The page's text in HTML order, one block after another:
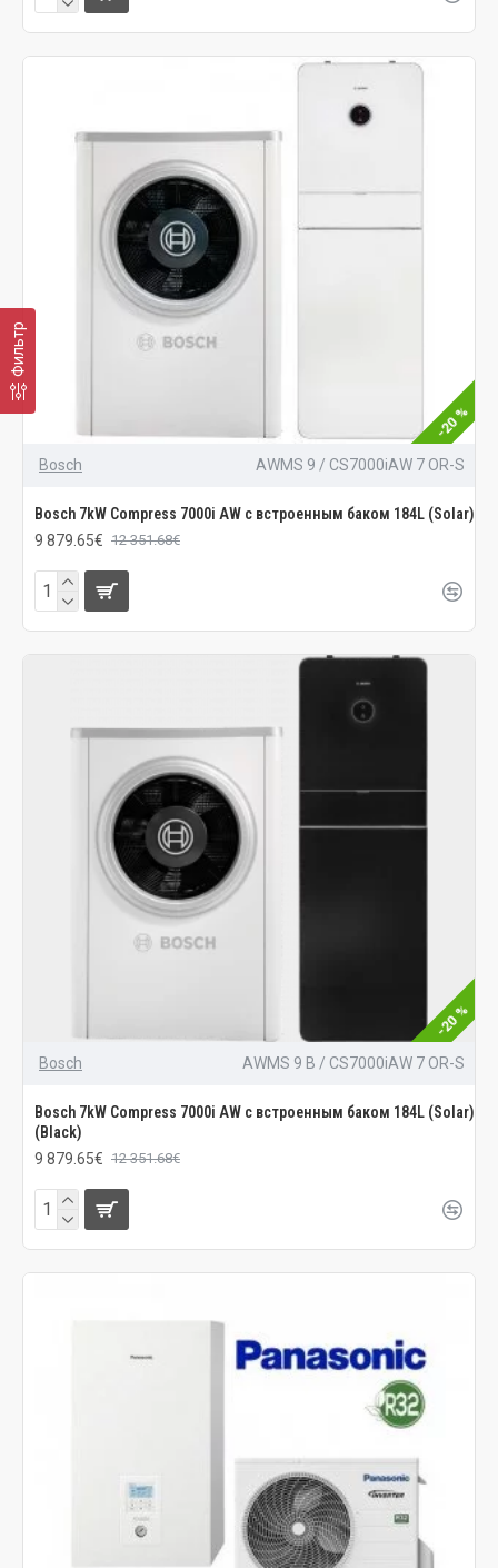
-20 %
Bosch AWMS 9 / CS7000iAW 7 OR-S
Bosch 7kW Compress 7000i AW с встроенным баком 184L (Solar)
9 879.65€ 12 351.68€
-20 %
Bosch AWMS 9 B / CS7000iAW 7 OR-S
Bosch 7kW Compress 7000i AW с встроенным баком 184L (Solar)
(Black)
9 879.65€ 12 351.68€
Фильтр